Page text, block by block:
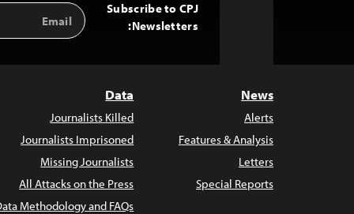
Subscribe to CPJ
Newsletters:
Email
Address
News
Alerts
Features & Analysis
Letters
Special Reports
Data
Journalists Killed
Journalists Imprisoned
Missing Journalists
All Attacks on the Press
Methodology and FAQs